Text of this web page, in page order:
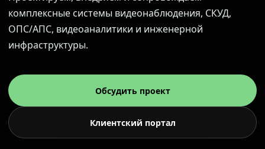
комплексные системы видеонаблюдения, СКУД,
ОПС/АПС, видеоаналитики и инженерной
инфраструктуры.
Обсудить проект
Клиентский портал